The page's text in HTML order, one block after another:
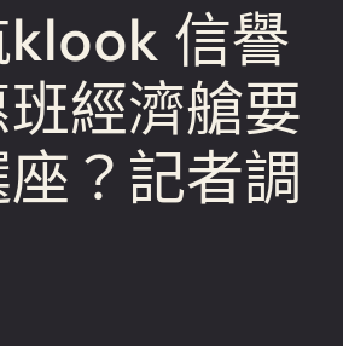
klook 信譽
經濟艙要
？記者調